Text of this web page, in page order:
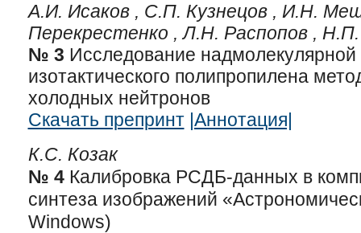
А.И. Исаков , С.П. Кузнецов , И.Н.
Перекрестенко ,Л.Н. Распопов , Н.П.
№ 3 Исследование надмолекулярной
изотактического полипропилена
холодных нейтронов
Скачать препринт |Аннотация|
К.С. Козак
№ 4Калибровка РСДБ-данных в
синтеза изображений
Windows)